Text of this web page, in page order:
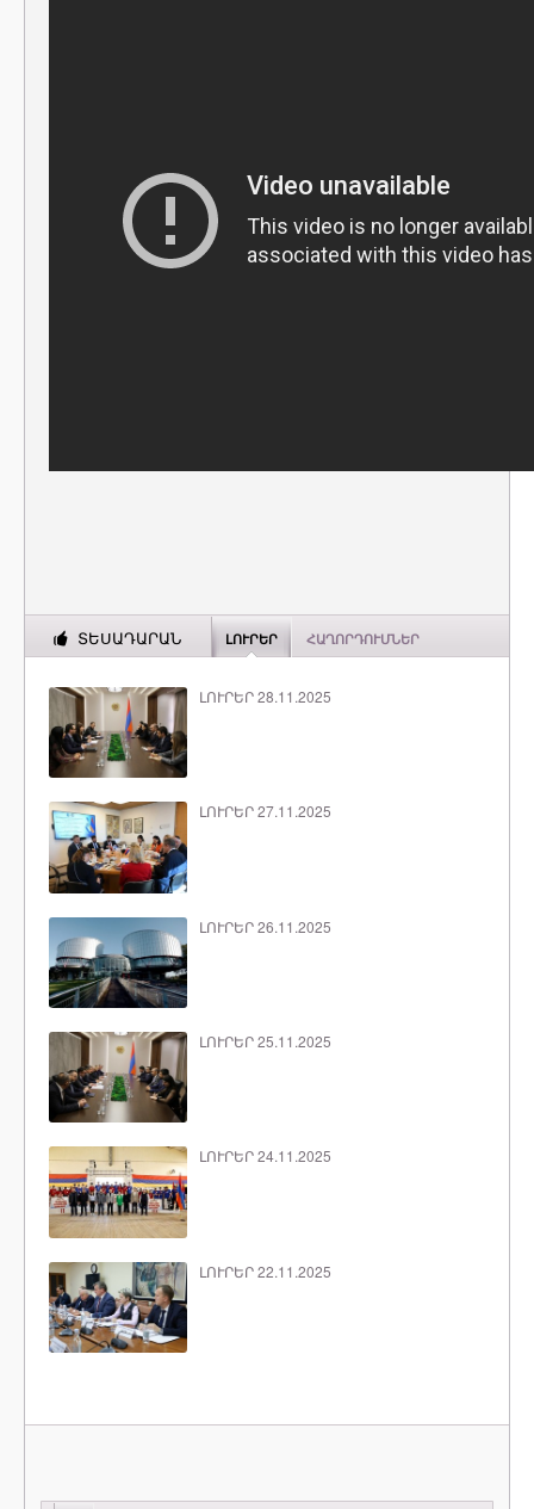
ՏԵՍԱԴԱՐԱՆ ԼՈՒՐԵՐ ՀԱՂՈՐԴՈՒՄՆԵՐ
ԼՈՒՐԵՐ 28.11.2025
ԼՈՒՐԵՐ 27.11.2025
ԼՈՒՐԵՐ 26.11.2025
ԼՈՒՐԵՐ 25.11.2025
ԼՈՒՐԵՐ 24.11.2025
ԼՈՒՐԵՐ 22.11.2025